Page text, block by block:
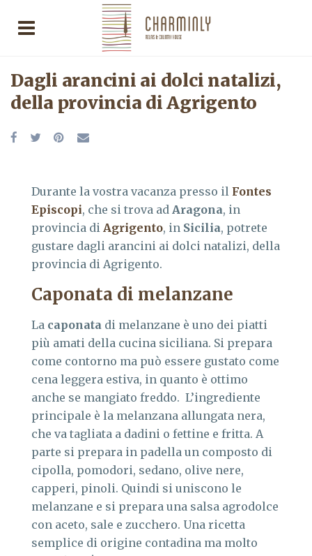
Dagli arancini ai dolci natalizi,
della provincia di Agrigento
Durante la vostra vacanza presso il Fontes
Episcopi, che si trova ad Aragona, in
provincia di Agrigento, in Sicilia, potrete
gustare dagli arancini ai dolci natalizi, della
provincia di Agrigento.
Caponata di melanzane
La caponata di melanzane è uno dei piatti
più amati della cucina siciliana. Si prepara
come contorno ma può essere gustato come
cena leggera estiva, in quanto è ottimo
anche se mangiato freddo. L’ingrediente
principale è la melanzana allungata nera,
che va tagliata a dadini o fettine e fritta. A
parte si prepara in padella un composto di
cipolla, pomodori, sedano, olive nere,
capperi, pinoli. Quindi si uniscono le
melanzane e si prepara una salsa agrodolce
con aceto, sale e zucchero. Una ricetta
semplice di origine contadina ma molto